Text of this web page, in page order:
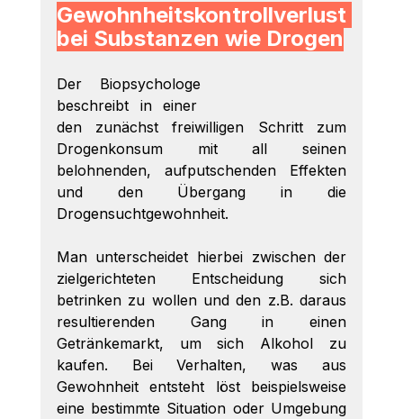
Gewohnheitskontrollverlust
bei Substanzen wie Drogen
Der Biopsychologe
beschreibt in einer
den zunächst freiwilligen Schritt zum
Drogenkonsum mit all seinen
belohnenden, aufputschenden Effekten
und den Übergang in die
Drogensuchtgewohnheit.
Man unterscheidet hierbei zwischen der
zielgerichteten Entscheidung sich
betrinken zu wollen und den z.B. daraus
resultierenden Gang in einen
Getränkemarkt, um sich Alkohol zu
kaufen. Bei Verhalten, was aus
Gewohnheit entsteht löst beispielsweise
eine bestimmte Situation oder Umgebung